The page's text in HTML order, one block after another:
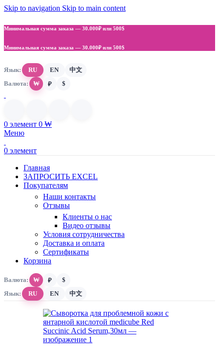
Skip to navigation Skip to main content
Минимальная сумма заказа — 30.000₽ или 500$
Минимальная сумма заказа — 30.000₽ или 500$
Язык: RU EN
中文
Валюта:
₩ ₽ $
0 элемент 0 ₩
Меню
0 элемент
Главная
ЗАПРОСИТЬ EXCEL
Покупателям
Наши контакты
Отзывы
Клиенты о нас
Видео отзывы
Условия сотрудничества
Доставка и оплата
Сертификаты
Корзина
Валюта: ₩ ₽
$
Язык:
RU EN 中文